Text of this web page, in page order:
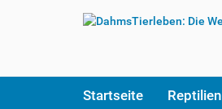
Startseite Reptilien